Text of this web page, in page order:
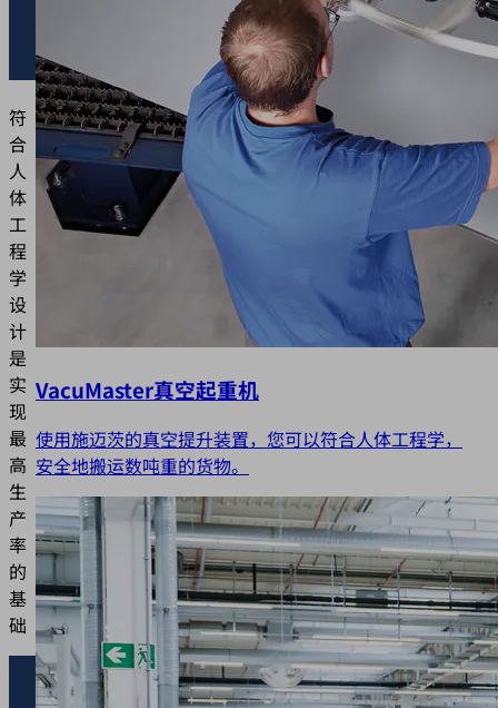
符
合
人
体
工
程
学
设
计
是
实
现
最
高
生
产
率
的
基
础
VacuMaster真空起重机
使用施迈茨的真空提升装置，您可以符合人体工程学，
安全地搬运数吨重的货物。